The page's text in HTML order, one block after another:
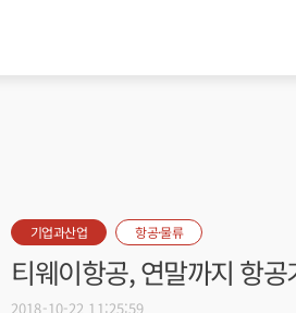
기업과산업 항공·물류
티웨이항공, 연말까지 항
2018-10-22 11:25:59